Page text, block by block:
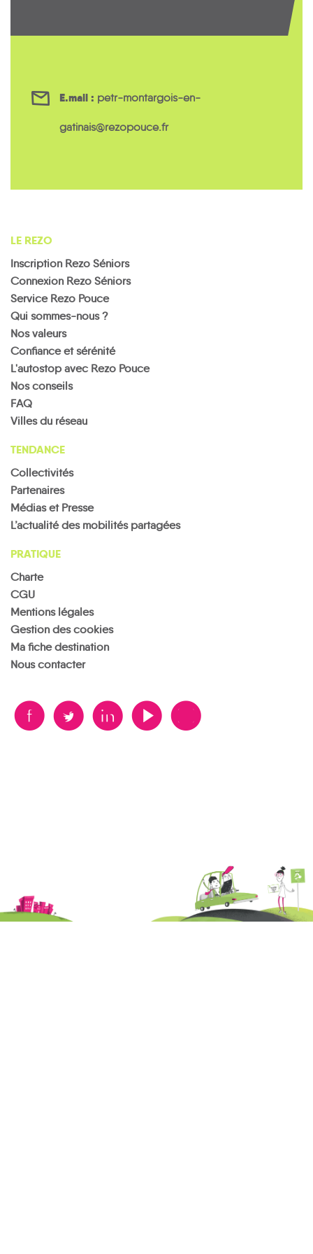
E.mail : petr-montargois-en-
gatinais@rezopouce.fr
LE REZO
Inscription Rezo Séniors
Connexion Rezo Séniors
Service Rezo Pouce
Qui sommes-nous ?
Nos valeurs
Confiance et sérénité
L'autostop avec Rezo Pouce
Nos conseils
FAQ
Villes du réseau
TENDANCE
Collectivités
Partenaires
Médias et Presse
L’actualité des mobilités partagées
PRATIQUE
Charte
CGU
Mentions légales
Gestion des cookies
Ma fiche destination
Nous contacter
B A D F V